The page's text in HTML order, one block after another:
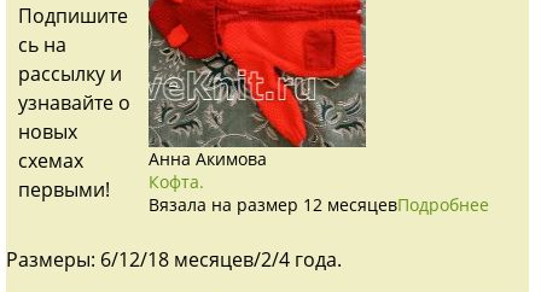
Анна Акимова
Кофта.
Вязала на размер 12 месяцевПодробнее
Размеры: 6/12/18 месяцев/2/4 года.
Подпишите
сь на
рассылку и
узнавайте о
новых
схемах
первыми!